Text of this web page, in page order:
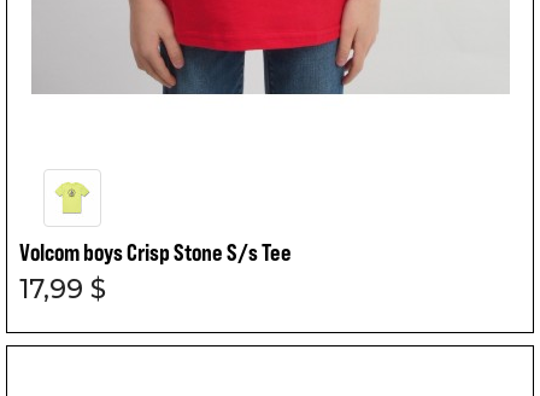
Volcom boys Crisp Stone S/s Tee
17,99 $